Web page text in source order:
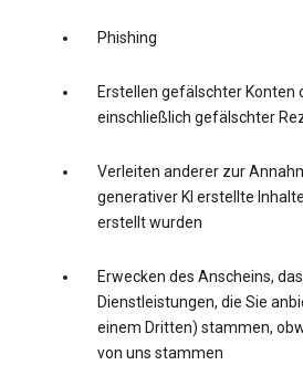
Phishing
Erstellen gefälschter Konten
einschließlich gefälschter
Verleiten anderer zur
generativer KI erstellte
erstellt wurden
Erwecken des Anscheins,
Dienstleistungen, die Sie
einem Dritten) stammen,
von uns stammen